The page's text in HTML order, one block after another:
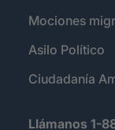
Mociones
Asilo Político
Ciudadanía
Llámanos 1-